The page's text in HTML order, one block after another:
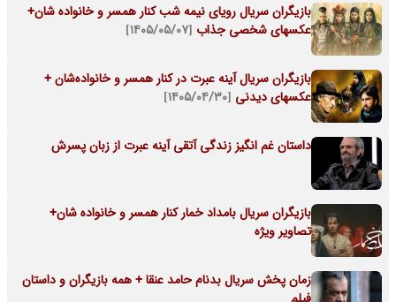
بازیگران سریال رویای نیمه شب کنار همسر و خانواده شان+
عکسهای شخصی جذاب [۱۴۰۵/۰۵/۰۷]
بازیگران سریال آینه عبرت در کنار همسر و خانواده‌شان +
عکسهای دیدنی [۱۴۰۵/۰۴/۳۰]
داستان غم انگیز زندگی آتقی آینه عبرت از زبان پسرش
بازیگران سریال بامداد خمار کنار همسر و خانواده شان+
تصاویر ویژه
زمان پخش سریال بدنام حامد عنقا + همه بازیگران و داستان